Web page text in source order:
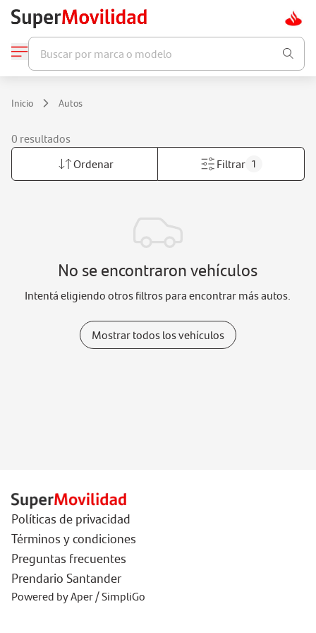
Buscar por marca o modelo
Inicio Autos
0 resultados
Ordenar
Filtrar 1
No se encontraron vehículos
Intentá eligiendo otros filtros para encontrar más autos.
Mostrar todos los vehículos
Políticas de privacidad
Términos y condiciones
Preguntas frecuentes
Prendario Santander
Powered by Aper / SimpliGo